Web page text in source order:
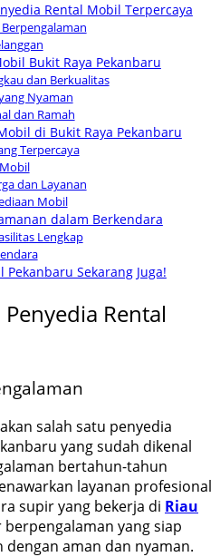
Rental Mobil Terpercaya
Bukit Raya Pekanbaru
dan Berkualitas
Nyaman
dan Ramah
di Bukit Raya Pekanbaru
Terpercaya
dan Layanan
Mobil
dalam Berkendara
Lengkap
Sekarang Juga!
Rental
salah satu penyedia
yang sudah dikenal
bertahun-tahun
layanan profesional
supir yang bekerja di Riau
yang siap
aman dan nyaman.